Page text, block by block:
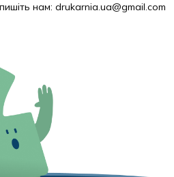
нам: drukarnia.ua@gmail.com